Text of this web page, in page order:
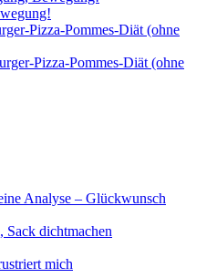
Pizza-Pommes-Diät (ohne
Pizza-Pommes-Diät (ohne
Analyse – Glückwunsch
Sack dichtmachen
mich